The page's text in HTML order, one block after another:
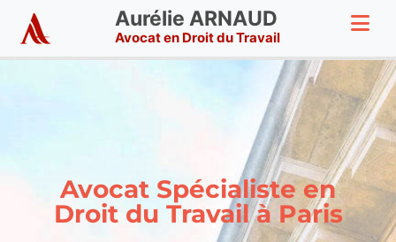
Aurélie ARNAUD
Avocat en Droit du Travail
Avocat Spécialiste en
Droit du Travail à Paris